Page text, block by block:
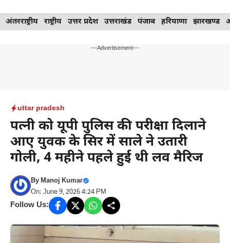
Skip
to
अंतरराष्ट्रीय राष्ट्रीय उत्तर प्रदेश उत्तराखंड पंजाब हरियाणा झारखण्ड
---Advertisement---
uttar pradesh
पत्नी को यूपी पुलिस की परीक्षा दिलाने
आए युवक के सिर में साले ने उतारी
गोली, 4 महीने पहले हुई थी लव मैरिज
ByManoj Kumar
On: June 9, 2026 4:24 PM
Follow Us: